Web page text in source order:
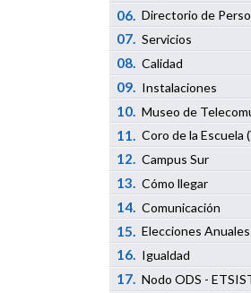
06. Directorio de
07. Servicios
08. Calidad
09. Instalaciones
10. Museo de
11. Coro de la Escuela
12. Campus Sur
13. Cómo llegar
14. Comunicación
15. Elecciones Anuales
16. Igualdad
17. Nodo ODS -